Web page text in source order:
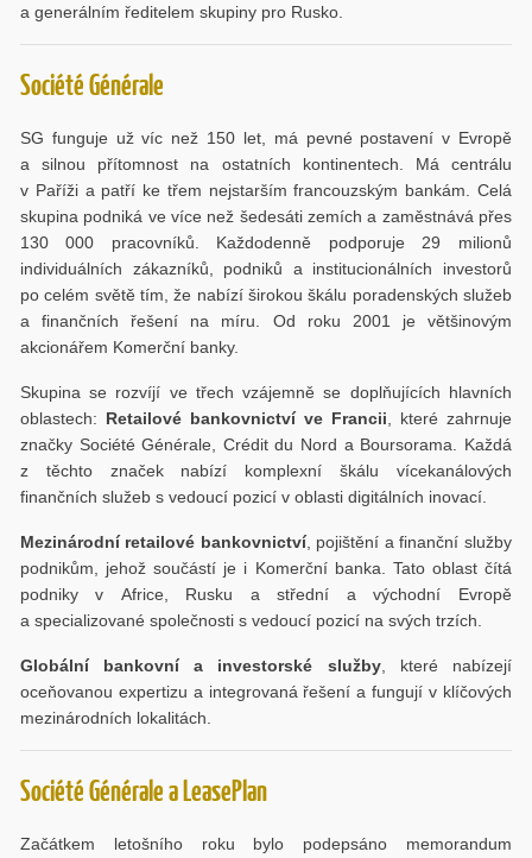
a generálním ředitelem skupiny pro Rusko.
Société Générale
SG funguje už víc než 150 let, má pevné postavení v Evropě
a silnou přítomnost na ostatních kontinentech. Má centrálu
v Paříži a patří ke třem nejstarším francouzským bankám. Celá
skupina podniká ve více než šedesáti zemích a zaměstnává přes
130 000 pracovníků. Každodenně podporuje 29 milionů
individuálních zákazníků, podniků a institucionálních investorů
po celém světě tím, že nabízí širokou škálu poradenských služeb
a finančních řešení na míru. Od roku 2001 je většinovým
akcionářem Komerční banky.
Skupina se rozvíjí ve třech vzájemně se doplňujících hlavních
oblastech: Retailové bankovnictví ve Francii , které zahrnuje
značky Société Générale, Crédit du Nord a Boursorama. Každá
z těchto značek nabízí komplexní škálu vícekanálových
finančních služeb s vedoucí pozicí v oblasti digitálních inovací.
Mezinárodní retailové bankovnictví, pojištění a finanční služby
podnikům, jehož součástí je i Komerční banka. Tato oblast čítá
podniky v Africe, Rusku a střední a východní Evropě
a specializované společnosti s vedoucí pozicí na svých trzích.
Globální bankovní a investorské služby, které nabízejí
oceňovanou expertizu a integrovaná řešení a fungují v klíčových
mezinárodních lokalitách.
Société Générale a LeasePlan
Začátkem letošního roku bylo podepsáno memorandum